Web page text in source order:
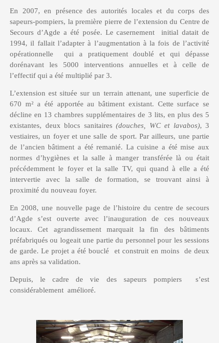
En 2007, en présence des autorités locales et du corps des
sapeurs-pompiers, la première pierre de l’extension du Centre de
Secours d’Agde a été posée. Le casernement initial datait de
1994, il fallait l’adapter à l’augmentation à la fois de l’activité
opérationnelle qui a pratiquement doublé et qui dépasse
dorénavant les 5000 interventions annuelles et à celle de
l’effectif qui a été multiplié par 3.
L’extension est située sur un terrain attenant, une superficie de
670 m² a été apportée au bâtiment existant. Cette surface se
décline en 13 chambres supplémentaires de 3 lits, en plus des 5
existantes, deux blocs sanitaires (douches, WC et lavabos), 3
vestiaires, un foyer et une salle de sport. Par ailleurs, une partie
de l’ancien bâtiment a été remanié. La cuisine a été mise aux
normes d’hygiènes et la salle à manger transférée là ou était
précédemment le foyer et la salle TV, qui quand à elle a été
intervertie avec la salle de formation, se trouvant ainsi à
proximité du nouveau foyer.
En 2008, une nouvelle page de l’histoire du centre de secours
d’Agde s’est ouverte avec l’inauguration de ces nouveaux
locaux. Cet agrandissement marquait la fin des bâtiments
préfabriqués ou logeait une partie du personnel pour les sessions
de garde. Le projet a été bouclé et construit en moins de deux
ans après sa validation.
Depuis, le cadre de vie des sapeurs pompiers s’est
considérablement amélioré.